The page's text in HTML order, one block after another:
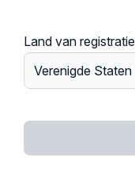
Land van registratie